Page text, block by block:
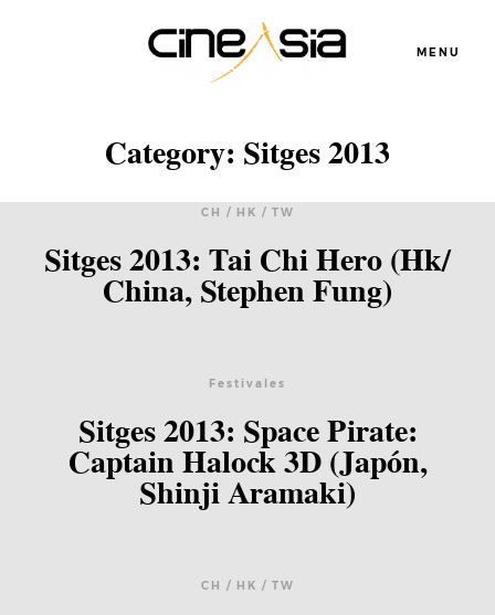
MENU
Category: Sitges 2013
CH / HK / TW
Sitges 2013: Tai Chi Hero (Hk/
China, Stephen Fung)
Festivales
Sitges 2013: Space Pirate:
Captain Halock 3D (Japón,
Shinji Aramaki)
CH / HK / TW
Servicios
Equipo